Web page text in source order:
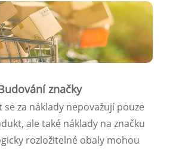
značky
za náklady nepovažují pouze
ale také náklady na značku
rozložitelné obaly mohou